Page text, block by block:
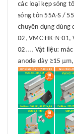
các loại kẹp sóng
sóng tôn 55A-S /
chuyên dụng dùng
02, VMC-HK-N-01,
02..., Vật liệu:
anode dày ≥15